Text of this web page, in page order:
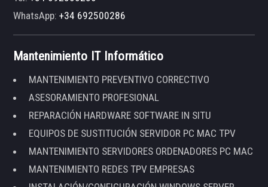
WhatsApp:+34 692500286
Mantenimiento IT Informático
MANTENIMIENTO PREVENTIVO CORRECTIVO
ASESORAMIENTO PROFESIONAL
REPARACIÓN HARDWARE SOFTWARE IN SITU
EQUIPOS DE SUSTITUCIÓN SERVIDOR PC MAC TPV
MANTENIMIENTO SERVIDORES ORDENADORES PC MAC
MANTENIMIENTO REDES TPV EMPRESAS